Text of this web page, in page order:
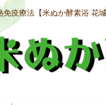
免疫療法【米ぬか酵素浴 花